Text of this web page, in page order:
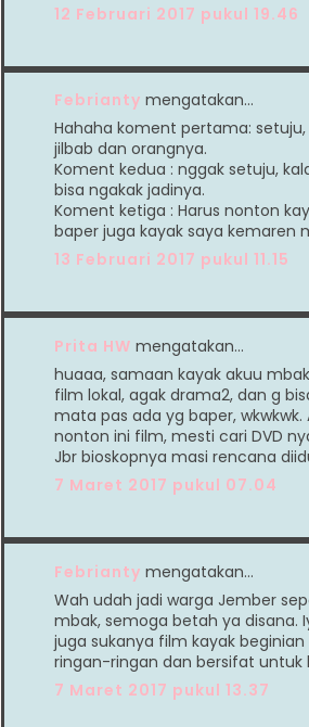
12 Februari 2017 pukul 19.46
Febrianty mengatakan…
Hahaha koment pertama:
jilbab dan orangnya.
Koment kedua : nggak setuju,
bisa ngakak jadinya.
Koment ketiga : Harus nonton
baper juga kayak saya kemaren
13 Februari 2017 pukul 11.15
Prita HW mengatakan…
huaaa, samaan kayak akuu
film lokal, agak drama2, dan g
mata pas ada yg baper, wkwkwk.
nonton ini film, mesti cari DVD
Jbr bioskopnya masi rencana
7 Maret 2017 pukul 07.04
Febrianty mengatakan…
Wah udah jadi warga Jember
mbak, semoga betah ya disana.
juga sukanya film kayak
ringan-ringan dan bersifat untuk
7 Maret 2017 pukul 13.37